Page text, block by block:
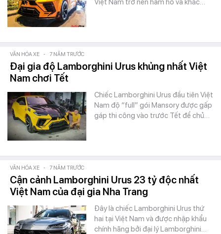
Việt Nam trở nên hầm hố và khác…
VĂN HÓA XE - 7 NĂM TRƯỚC
Đại gia độ Lamborghini Urus khủng nhất Việt
Nam chơi Tết
Chiếc Lamborghini Urus đầu tiên Việt
Nam độ “full” gói Mansory được gấp
gáp thi công vào trước Tết để chủ…
VĂN HÓA XE - 7 NĂM TRƯỚC
Cận cảnh Lamborghini Urus 23 tỷ độc nhất
Việt Nam của đại gia Nha Trang
Đây là chiếc Lamborghini Urus thứ
hai tại Việt Nam và được nhập khẩu
chính hãng bởi đại lý Lamborghini…